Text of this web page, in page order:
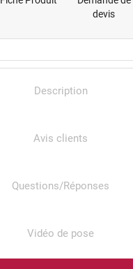
devis
Description
Avis clients
Questions/Réponses
Vidéo de pose